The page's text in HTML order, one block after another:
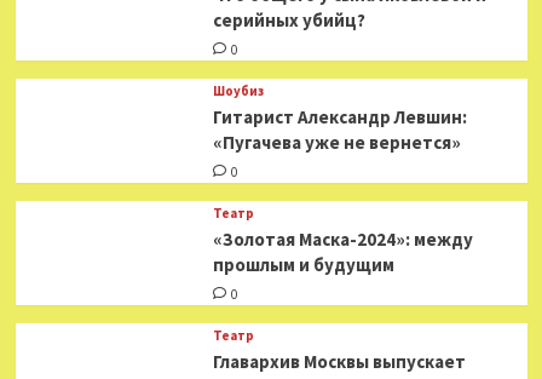
серийных убийц?
0
Шоубиз
Гитарист Александр Левшин:
«Пугачева уже не вернется»
0
Театр
«Золотая Маска-2024»: между
прошлым и будущим
0
Театр
​​Главархив Москвы выпускает